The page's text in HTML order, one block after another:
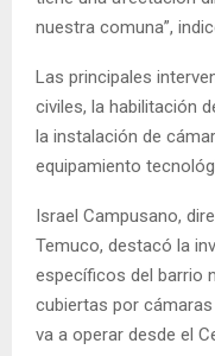
nuestra comuna”,
Las principales
civiles, la habilitación
la instalación de
equipamiento
Israel Campusano,
Temuco, destacó la
específicos del barrio
cubiertas por
va a operar desde el